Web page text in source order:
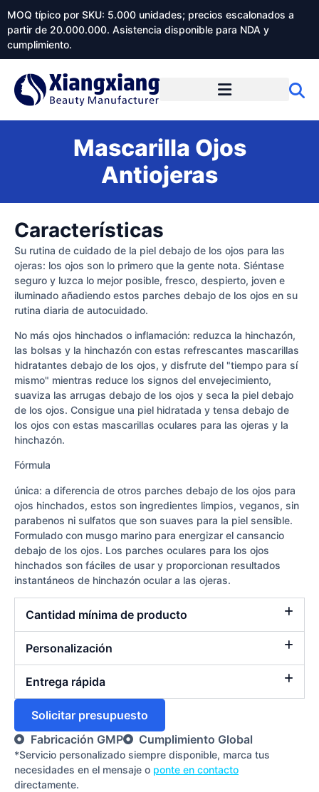
MOQ típico por SKU: 5.000 unidades; precios escalonados a
partir de 20.000.000. Asistencia disponible para NDA y
cumplimiento.
Mascarilla Ojos
Antiojeras
Características
Su rutina de cuidado de la piel debajo de los ojos para las
ojeras: los ojos son lo primero que la gente nota. Siéntase
seguro y luzca lo mejor posible, fresco, despierto, joven e
iluminado añadiendo estos parches debajo de los ojos en su
rutina diaria de autocuidado.
No más ojos hinchados o inflamación: reduzca la hinchazón,
las bolsas y la hinchazón con estas refrescantes mascarillas
hidratantes debajo de los ojos, y disfrute del "tiempo para sí
mismo" mientras reduce los signos del envejecimiento,
suaviza las arrugas debajo de los ojos y seca la piel debajo
de los ojos. Consigue una piel hidratada y tensa debajo de
los ojos con estas mascarillas oculares para las ojeras y la
hinchazón.
Fórmula
única: a diferencia de otros parches debajo de los ojos para
ojos hinchados, estos son ingredientes limpios, veganos, sin
parabenos ni sulfatos que son suaves para la piel sensible.
Formulado con musgo marino para energizar el cansancio
debajo de los ojos. Los parches oculares para los ojos
hinchados son fáciles de usar y proporcionan resultados
instantáneos de hinchazón ocular a las ojeras.
Cantidad mínima de producto
Personalización
Entrega rápida
Solicitar presupuesto
Fabricación GMP
Cumplimiento Global
*Servicio personalizado siempre disponible, marca tus
necesidades en el mensaje o ponte en contacto
directamente.